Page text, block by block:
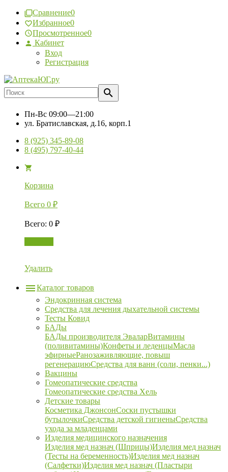
Сравнение0
Избранное0
Просмотренное0
Кабинет
Вход
Регистрация
Пн-Вс 09:00—21:00
ул. Братиславская, д.16, корп.1
8 (925) 345-89-08
8 (495) 797-40-44
Корзина
Всего 0 ₽
Всего: 0 ₽
Удалить
Каталог товаров
Эндокринная система
Средства для лечения дыхательной системы
Тесты Ковид
БАДы
БАДы производителя ЭваларВитамины
(поливитамины)Конфеты и леденцыМасла
эфирныеРанозаживляющие, повыш
регенерациюСредства для ванн (соли, пенки...)
Вакцины
Гомеопатические средства
Гомеопатические средства Хель
Детские товары
Косметика ДжонсонСоски пустышки
бутылочкиСредства детской гигиеныСредства
ухода за младенцами
Изделия медицинского назначения
Изделия мед назнач (Шприцы)Изделия мед назнач
(Тесты на беременность)Изделия мед назнач
(Салфетки)Изделия мед назнач (Пластыри